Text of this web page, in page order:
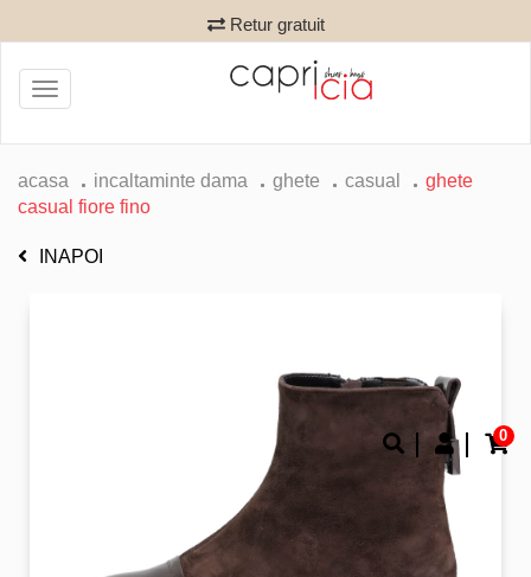
Retur gratuit
0
Toggle
navigation
acasa incaltaminte dama ghete casual
ghete
casual fiore fino
INAPOI